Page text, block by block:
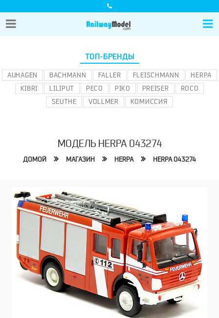
ТОП-БРЕНДЫ
AUHAGEN BACHMANN FALLER FLEISCHMANN
HERPA
KIBRI
LILIPUT PECO PIKO PREISER
ROCO
SEUTHE
VOLLMER КОМИССИЯ
МОДЕЛЬ HERPA 043274
ДОМОЙ МАГАЗИН HERPA HERPA 043274